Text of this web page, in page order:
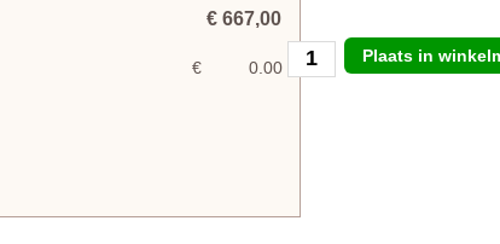
€ 667,00
0.00
€
Plaats in